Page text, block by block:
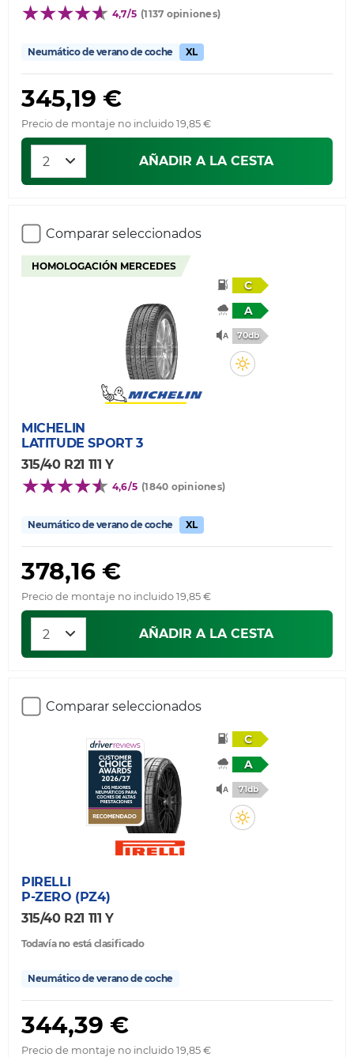
4,7/5 (1137 opiniones)
Neumático de verano de coche XL
345,19 €
Precio de montaje no incluido 19,85 €
AÑADIR A LA CESTA
Comparar seleccionados
HOMOLOGACIÓN MERCEDES
C
A
70db
MICHELIN
LATITUDE SPORT 3
315/40 R21 111 Y
4,6/5 (1840 opiniones)
Neumático de verano de coche XL
378,16 €
Precio de montaje no incluido 19,85 €
AÑADIR A LA CESTA
Comparar seleccionados
C
A
71db
PIRELLI
P-ZERO (PZ4)
315/40 R21 111 Y
Todavía no está clasificado
Neumático de verano de coche
344,39 €
Precio de montaje no incluido 19,85 €